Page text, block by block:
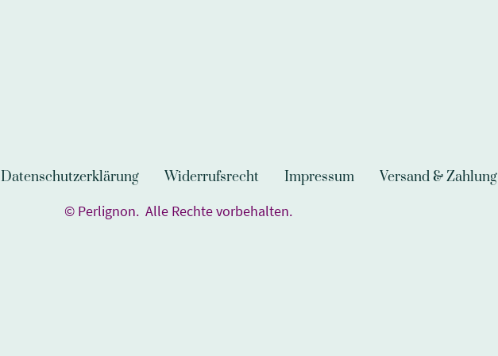
Datenschutzerklärung Widerrufsrecht Impressum
Versand & Zahlung
© Perlignon. Alle Rechte vorbehalten.